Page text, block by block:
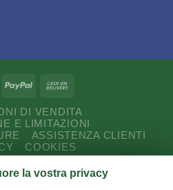
DI VENDITA
E LIMITAZIONI
ASSISTENZA CLIENTI
COOKIES
Service Romagna s.a.s.
la vostra privacy